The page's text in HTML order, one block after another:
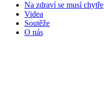
Na zdraví se musí chytře
Videa
Soutěže
O nás